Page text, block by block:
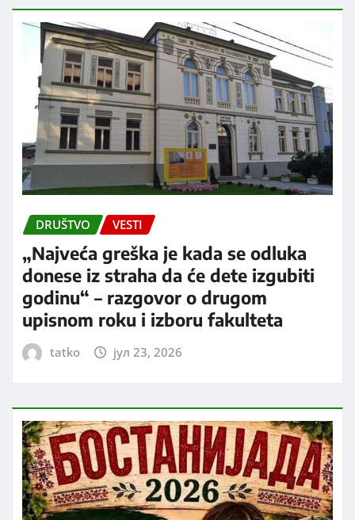
DRUŠTVO VESTI
„Najveća greška je kada se odluka
donese iz straha da će dete izgubiti
godinu“ – razgovor o drugom
upisnom roku i izboru fakulteta
tatko јул 23, 2026